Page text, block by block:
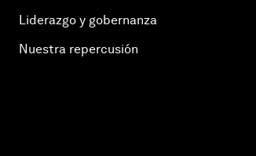
Liderazgo y gobernanza
Nuestra repercusión